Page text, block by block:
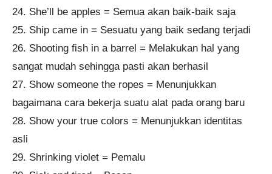
24. She’ll be apples = Semua akan baik-baik saja
25. Ship came in = Sesuatu yang baik sedang terjadi
26. Shooting fish in a barrel = Melakukan hal yang
sangat mudah sehingga pasti akan berhasil
27. Show someone the ropes = Menunjukkan
bagaimana cara bekerja suatu alat pada orang baru
28. Show your true colors = Menunjukkan identitas
asli
29. Shrinking violet = Pemalu